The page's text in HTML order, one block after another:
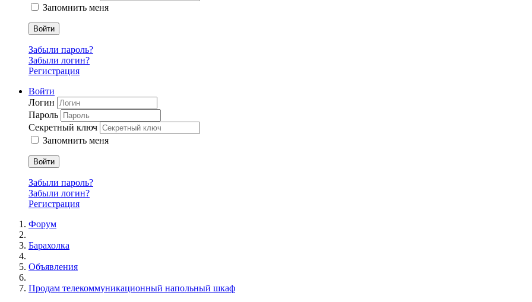
Запомнить меня
Войти
Забыли пароль?
Забыли логин?
Регистрация
Войти
Логин
Пароль
Секретный ключ
Запомнить меня
Войти
Забыли пароль?
Забыли логин?
Регистрация
Форум
Барахолка
Объявления
Продам телекоммуникационный напольный шкаф